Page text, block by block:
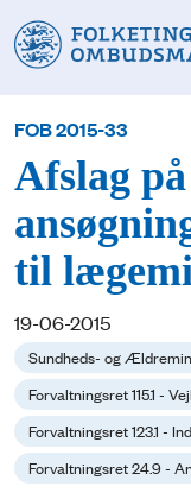
FOB 2015-33
Afslag
til
19-06-2015
Sundheds- og
Forvaltningsret 115.1 -
Forvaltningsret 123.1 -
Forvaltningsret 24.9 -